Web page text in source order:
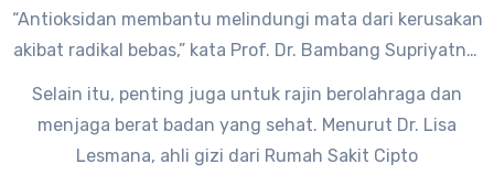
“Antioksidan membantu melindungi mata dari kerusakan
akibat radikal bebas,” kata Prof. Dr. Bambang Supriyatno,
Selain itu, penting juga untuk rajin berolahraga dan
menjaga berat badan yang sehat. Menurut Dr. Lisa
Lesmana, ahli gizi dari Rumah Sakit Cipto